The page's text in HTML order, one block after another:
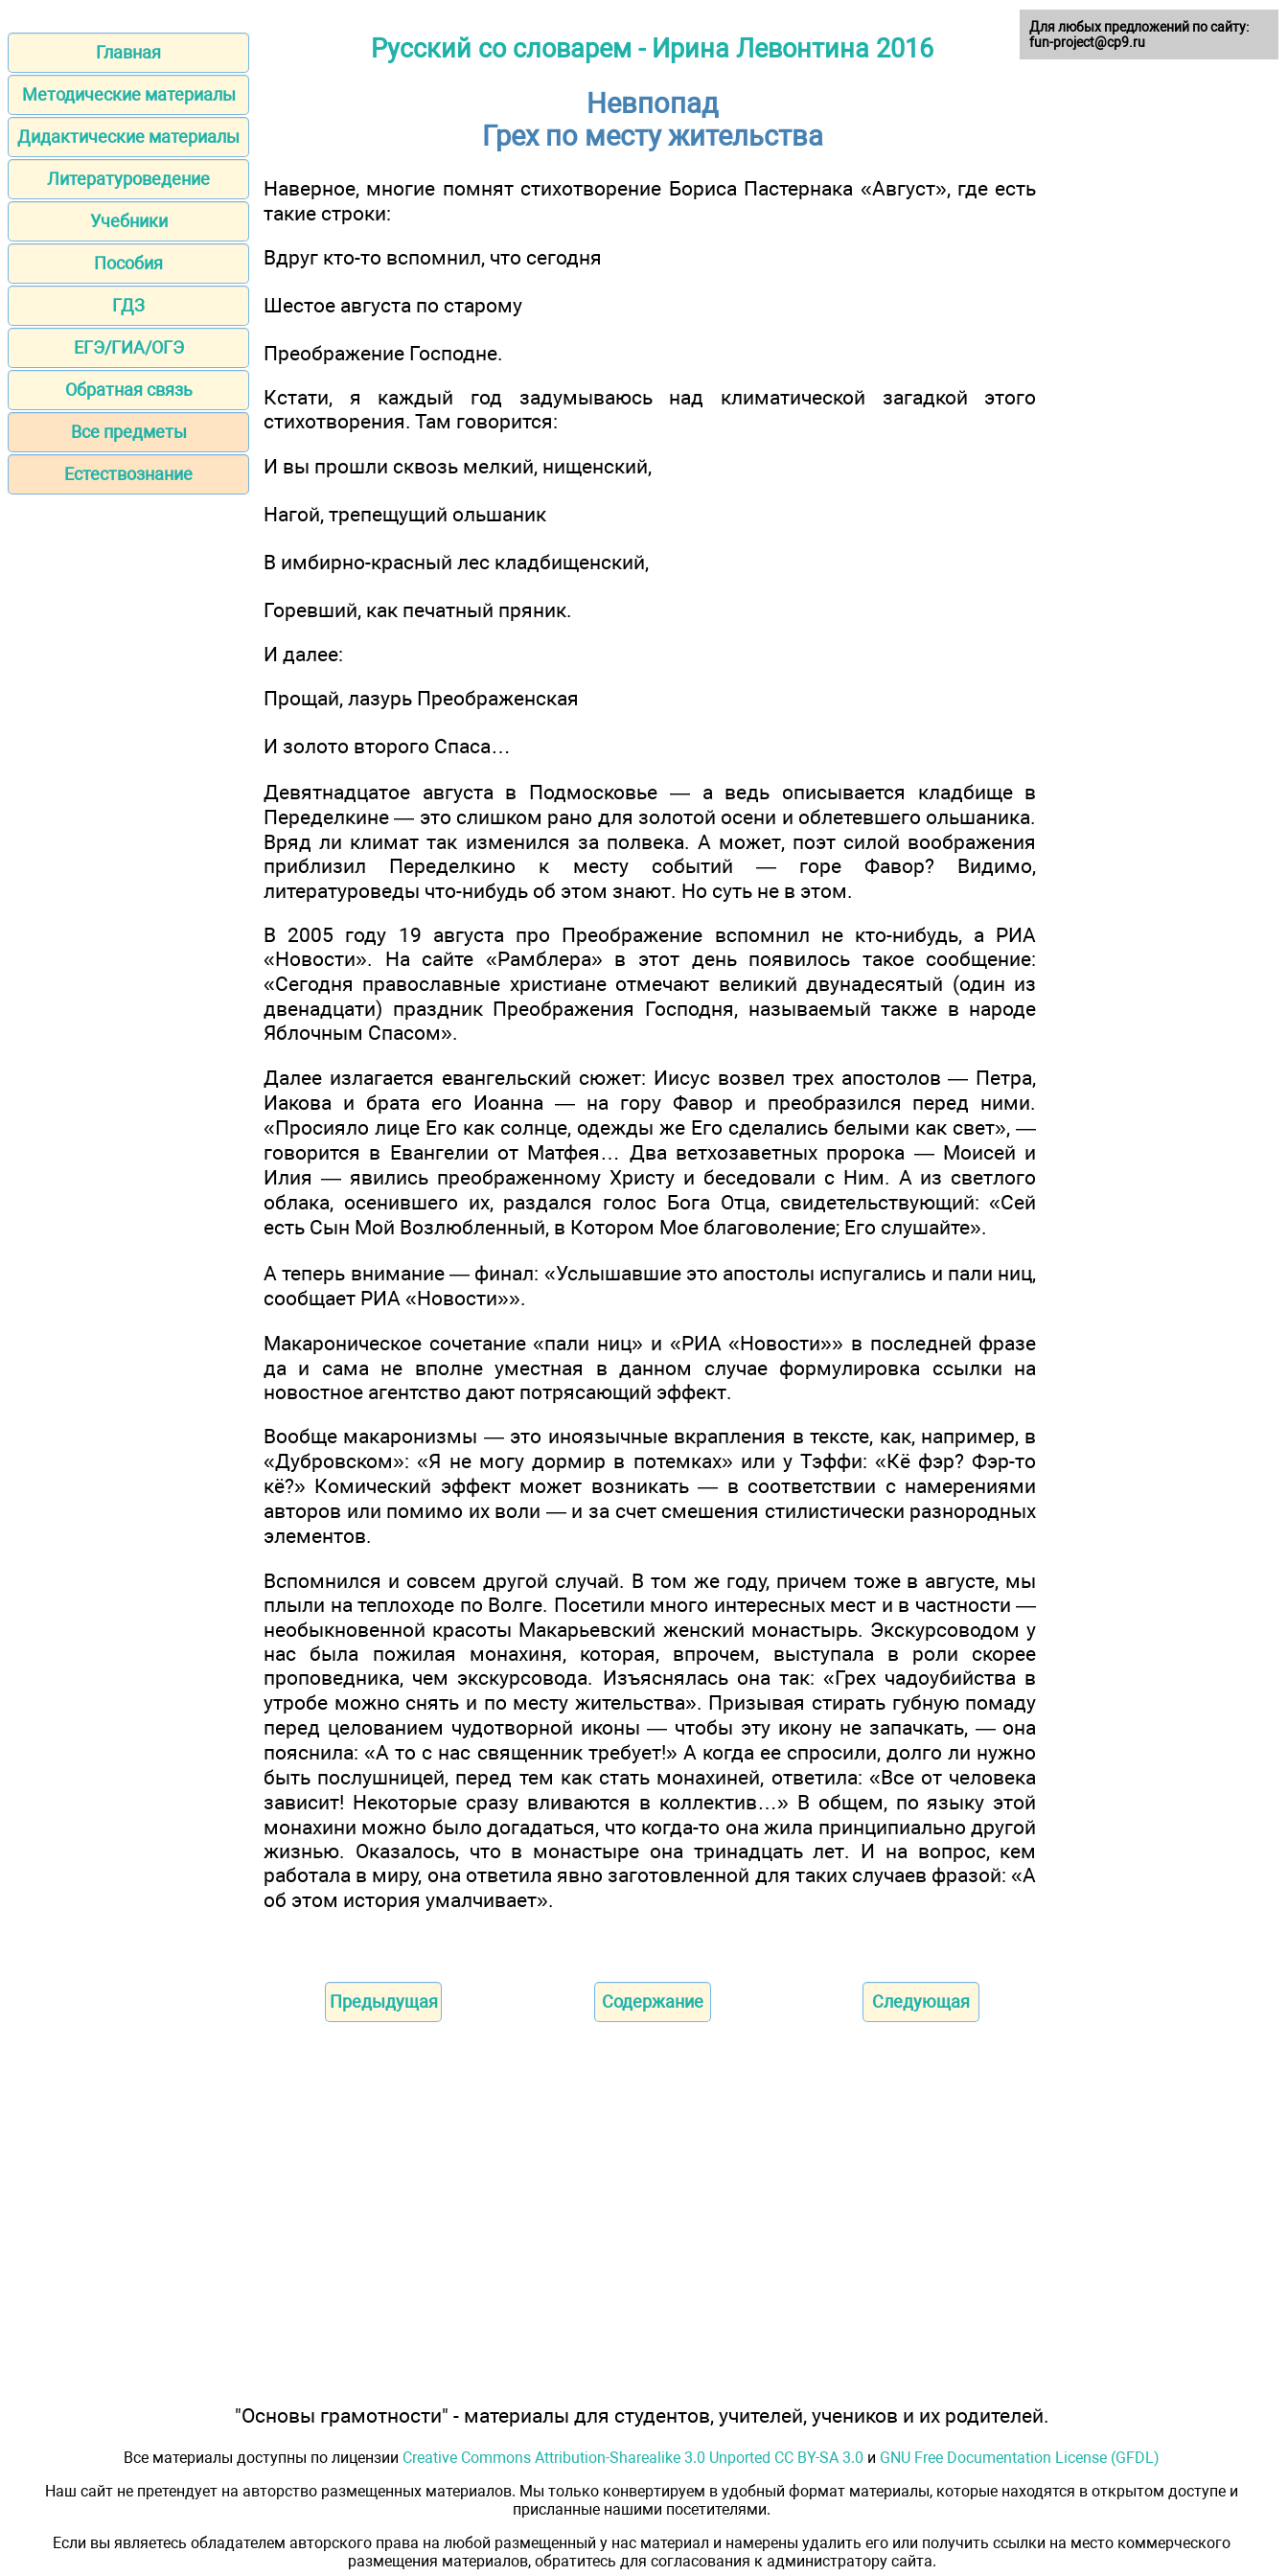
Главная
Методические материалы
Дидактические материалы
Литературоведение
Учебники
Пособия
ГДЗ
ЕГЭ/ГИА/ОГЭ
Обратная связь
Все предметы
Естествознание
Русский со словарем - Ирина Левонтина 2016
Невпопад
Грех по месту жительства
Наверное, многие помнят стихотворение Бориса Пастернака «Август», где есть
такие строки:
Вдруг кто-то вспомнил, что сегодня
Шестое августа по старому
Преображение Господне.
Кстати, я каждый год задумываюсь над климатической загадкой этого
стихотворения. Там говорится:
И вы прошли сквозь мелкий, нищенский,
Нагой, трепещущий ольшаник
В имбирно-красный лес кладбищенский,
Горевший, как печатный пряник.
И далее:
Прощай, лазурь Преображенская
И золото второго Спаса…
Девятнадцатое августа в Подмосковье — а ведь описывается кладбище в
Переделкине — это слишком рано для золотой осени и облетевшего ольшаника.
Вряд ли климат так изменился за полвека. А может, поэт силой воображения
приблизил Переделкино к месту событий — горе Фавор? Видимо,
литературоведы что-нибудь об этом знают. Но суть не в этом.
В 2005 году 19 августа про Преображение вспомнил не кто-нибудь, а РИА
«Новости». На сайте «Рамблера» в этот день появилось такое сообщение:
«Сегодня православные христиане отмечают великий двунадесятый (один из
двенадцати) праздник Преображения Господня, называемый также в народе
Яблочным Спасом».
Далее излагается евангельский сюжет: Иисус возвел трех апостолов — Петра,
Иакова и брата его Иоанна — на гору Фавор и преобразился перед ними.
«Просияло лице Его как солнце, одежды же Его сделались белыми как свет», —
говорится в Евангелии от Матфея… Два ветхозаветных пророка — Моисей и
Илия — явились преображенному Христу и беседовали с Ним. А из светлого
облака, осенившего их, раздался голос Бога Отца, свидетельствующий: «Сей
есть Сын Мой Возлюбленный, в Котором Мое благоволение; Его слушайте».
А теперь внимание — финал: «Услышавшие это апостолы испугались и пали ниц,
сообщает РИА «Новости»».
Макароническое сочетание «пали ниц» и «РИА «Новости»» в последней фразе
да и сама не вполне уместная в данном случае формулировка ссылки на
новостное агентство дают потрясающий эффект.
Вообще макаронизмы — это иноязычные вкрапления в тексте, как, например, в
«Дубровском»: «Я не могу дормир в потемках» или у Тэффи: «Кё фэр? Фэр-то
кё?» Комический эффект может возникать — в соответствии с намерениями
авторов или помимо их воли — и за счет смешения стилистически разнородных
элементов.
Вспомнился и совсем другой случай. В том же году, причем тоже в августе, мы
плыли на теплоходе по Волге. Посетили много интересных мест и в частности —
необыкновенной красоты Макарьевский женский монастырь. Экскурсоводом у
нас была пожилая монахиня, которая, впрочем, выступала в роли скорее
проповедника, чем экскурсовода. Изъяснялась она так: «Грех чадоубийства в
утробе можно снять и по месту жительства». Призывая стирать губную помаду
перед целованием чудотворной иконы — чтобы эту икону не запачкать, — она
пояснила: «А то с нас священник требует!» А когда ее спросили, долго ли нужно
быть послушницей, перед тем как стать монахиней, ответила: «Все от человека
зависит! Некоторые сразу вливаются в коллектив…» В общем, по языку этой
монахини можно было догадаться, что когда-то она жила принципиально другой
жизнью. Оказалось, что в монастыре она тринадцать лет. И на вопрос, кем
работала в миру, она ответила явно заготовленной для таких случаев фразой: «А
об этом история умалчивает».
Предыдущая Содержание Следующая
"Основы грамотности" - материалы для студентов, учителей, учеников и их родителей.
Все материалы доступны по лицензии Creative Commons Attribution-Sharealike 3.0 Unported CC BY-SA 3.0 и GNU Free Documentation License (GFDL)
Наш сайт не претендует на авторство размещенных материалов. Мы только конвертируем в удобный формат материалы, которые находятся в открытом доступе и
присланные нашими посетителями.
Если вы являетесь обладателем авторского права на любой размещенный у нас материал и намерены удалить его или получить ссылки на место коммерческого
размещения материалов, обратитесь для согласования к администратору сайта.
Для любых предложений по сайту:
fun-project@cp9.ru